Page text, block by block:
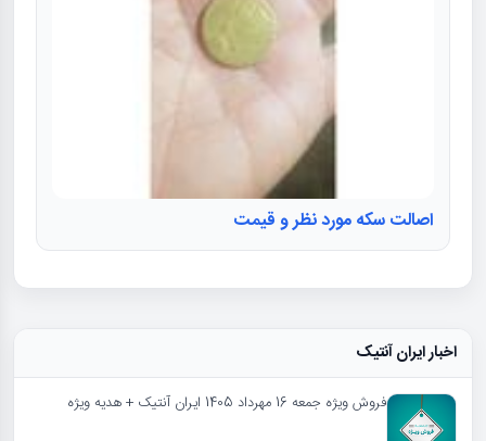
اصالت سکه مورد نظر و قیمت
اخبار ایران آنتیک
فروش ویژه جمعه 16 مهرداد 1405 ایران آنتیک + هدیه ویژه